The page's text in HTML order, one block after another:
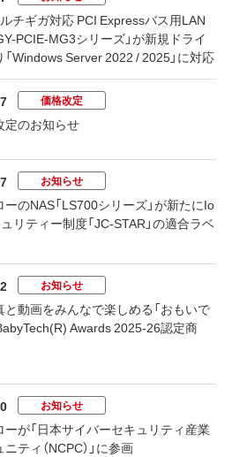
チギガ対応 PCI Expressバス用LAN
PCIE-MG3シリーズ」が新規ドライ
Windows Server 2022 / 2025」に対応
価格改定
定のお知らせ
お知らせ
のNAS「LS700シリーズ」が新たにIo
リティー制度「JC-STAR」の適合ラベ
お知らせ
動画をみんなで楽しめる「おもいで
Awards 2025-26認定商
お知らせ
が「日本サイバーセキュリティ産業
ティ（NCPC）」に参画